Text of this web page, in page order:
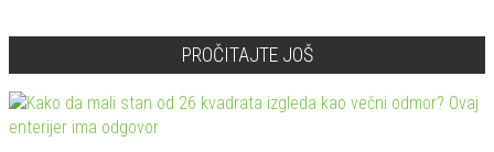
PROČITAJTE JOŠ